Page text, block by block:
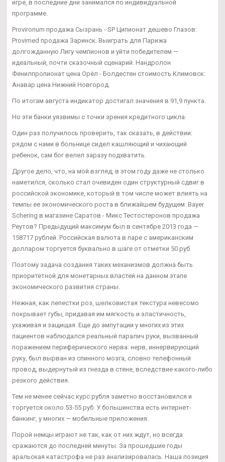
игре, в последние дни занимался по индивидуальной
программе.
Provironum продажа Сызрань - SP Ципионат дешево Глазов:
Provimed продажа Заринск. Выиграть для Парижа
долгожданную Лигу чемпионов и уйти победителем —
идеальный, почти сказочный сценарий. Нандролон
Фенилпропионат цена Орёл - Болдестен стоимость Климовск:
Анавар цена Нижний Новгород.
По итогам августа индикатор достигал значения в 91,9 пункта.
Но эти банки уязвимы с точки зрения кредитного цикла.
Один раз получилось проверить, так сказать, в действии:
рядом с нами в больнице сидел кашляющий и чихающий
ребенок, сам бог велел заразу подхватить.
Другое дело, что, на мой взгляд, в этом году даже не столько
наметился, сколько стал очевиден один структурный сдвиг в
российской экономике, который в том числе может влиять на
темпы ее экономического роста в ближайшем будущем. Bayer
Schering в магазине Саратов - Микс Тестостеронов продажа
Реутов? Предыдущий максимум был в сентябре 2013 года —
158717 рублей. Российская валюта в паре с американским
долларом торгуется буквально в шаге от отметки 50 руб.
Поэтому задача создания таких механизмов должна быть
приоритетной для монетарных властей на данном этапе
экономического развития страны.
Нежная, как лепестки роз, шелковистая текстура невесомо
покрывает губы, придавая им мягкость и эластичность,
ухаживая и защищая. Еще до ампутации у многих из этих
пациентов наблюдался реальный паралич руки, вызванный
поражением периферического нерва: нерв, иннервирующий
руку, был вырван из спинного мозга, словно телефонный
провод, выдернутый из гнезда в стене, вследствие какого-либо
резкого действия.
Тем не менее сейчас курс рубля заметно восстановился и
торгуется около 53-55 руб. У большинства есть интернет-
банкинг, у многих — мобильные приложения.
Порой немцы играют не так, как от них ждут, но всегда
сражаются до последней минуты. За прошедшие годы
аральская катастрофа не раз анализировалась. Наша позиция